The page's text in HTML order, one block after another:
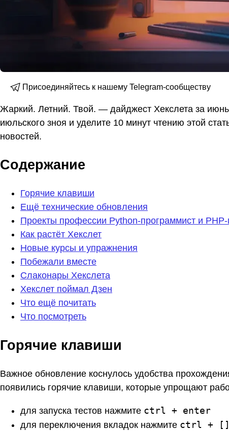
Присоединяйтесь к нашему Telegram-сообществу
Жаркий. Летний. Твой. — дайджест Хекслета за
июльского зноя и уделите 10 минут чтению этой
новостей.
Содержание
Горячие клавиши
Ещё технические обновления
Проекты профессии Python-программист и
Как растёт Хекслет
Новые курсы и упражнения
Побежали вместе
Слаконары Хекслета
Хекслет поймал Дзен
Что ещё почитать
Что посмотреть
Горячие клавиши
Важное обновление коснулось удобства
появились горячие клавиши, которые упрощают
для запуска тестов нажмите ctrl + enter
для переключения вкладок нажмите ctrl + []